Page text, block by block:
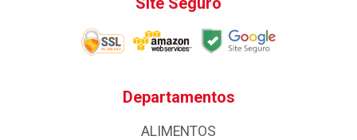
Departamentos
ALIMENTOS